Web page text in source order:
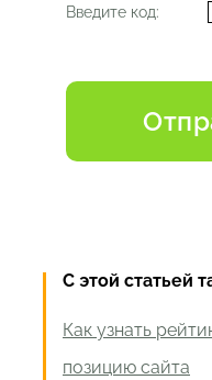
Введите код:
С этой статьей
Как узнать
позицию сайта